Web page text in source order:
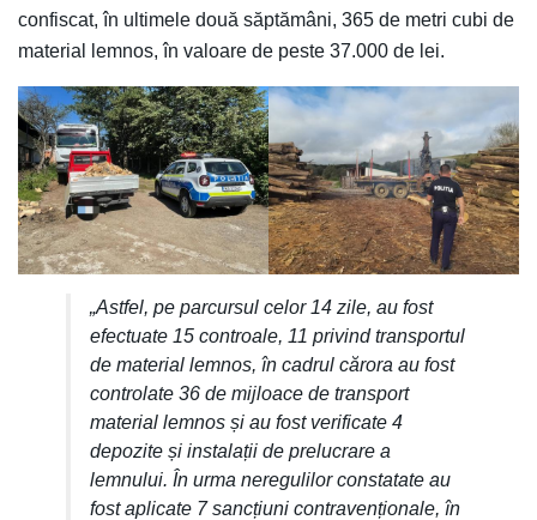
confiscat, în ultimele două săptămâni, 365 de metri cubi de
material lemnos, în valoare de peste 37.000 de lei.
„Astfel, pe parcursul celor 14 zile, au fost
efectuate 15 controale, 11 privind transportul
de material lemnos, în cadrul cărora au fost
controlate 36 de mijloace de transport
material lemnos și au fost verificate 4
depozite și instalații de prelucrare a
lemnului. În urma neregulilor constatate au
fost aplicate 7 sancțiuni contravenționale, în